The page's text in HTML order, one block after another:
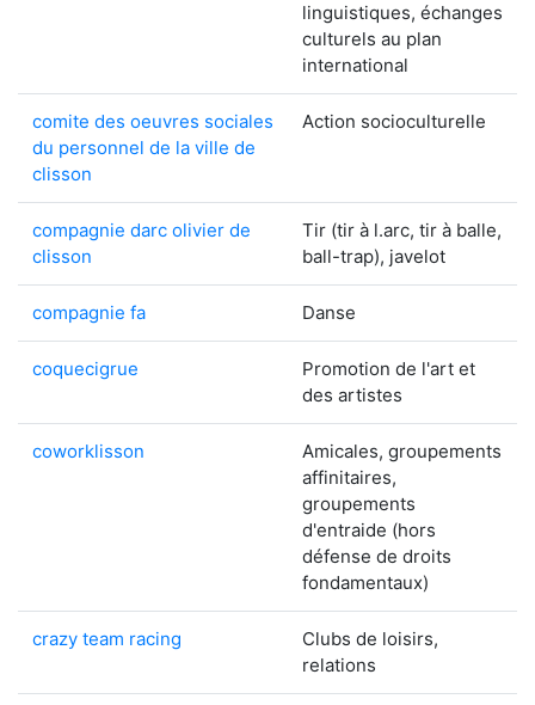
linguistiques, échanges
culturels au plan
international
comite des oeuvres sociales
du personnel de la ville de
clisson
Action socioculturelle
compagnie darc olivier de
clisson
Tir (tir à l.arc, tir à balle,
ball-trap), javelot
compagnie fa Danse
coquecigrue
Promotion de l'art et
des artistes
coworklisson
Amicales, groupements
affinitaires,
groupements
d'entraide (hors
défense de droits
fondamentaux)
crazy team racing
Clubs de loisirs,
relations